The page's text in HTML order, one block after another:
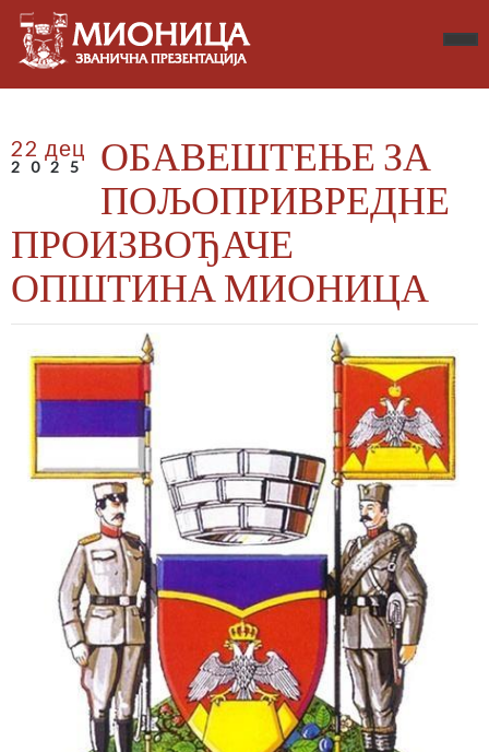
22 дец
2025
ОБАВЕШТЕЊЕ ЗА
ПОЉОПРИВРЕДНЕ
ПРОИЗВОЂАЧЕ
ОПШТИНА МИОНИЦА